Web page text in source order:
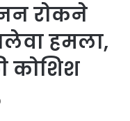
रोकने
हमला,
कोशिश